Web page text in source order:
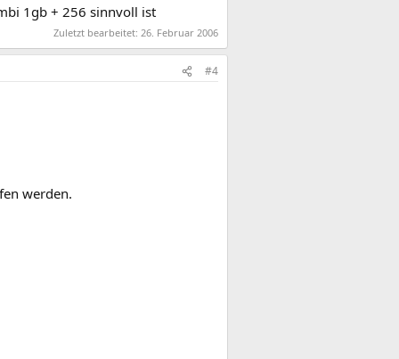
1gb + 256 sinnvoll ist
Zuletzt bearbeitet: 26. Februar 2006
#4
werden.